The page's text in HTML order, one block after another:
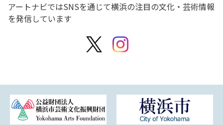
アートナビではSNSを通じて横浜の注目の文化・芸術情報
を発信しています